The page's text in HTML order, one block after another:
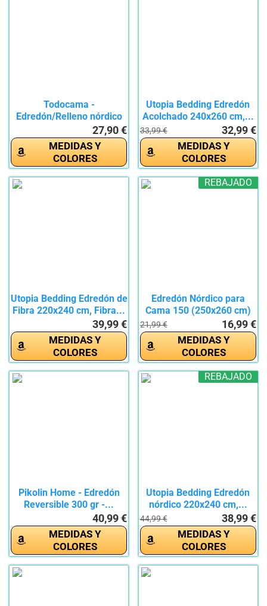
Todocama -
Edredón/Relleno nórdico
27,90 €
MEDIDAS Y
COLORES
Utopia Bedding Edredón
Acolchado 240x260 cm,...
33,99 € 32,99 €
MEDIDAS Y
COLORES
Utopia Bedding Edredón de
Fibra 220x240 cm, Fibra...
39,99 €
MEDIDAS Y
COLORES
REBAJADO
Edredón Nórdico para
Cama 150 (250x260 cm)
21,99 € 16,99 €
MEDIDAS Y
COLORES
Pikolin Home - Edredón
Reversible 300 gr -...
40,99 €
MEDIDAS Y
COLORES
REBAJADO
Utopia Bedding Edredón
nórdico 220x240 cm,...
44,99 € 38,99 €
MEDIDAS Y
COLORES